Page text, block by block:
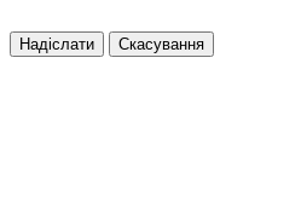
Надіслати Скасування